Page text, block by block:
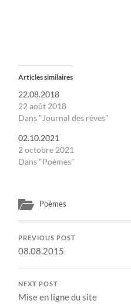
Articles similaires
22.08.2018
22 août 2018
Dans "Journal des rêves"
02.10.2021
2 octobre 2021
Dans "Poèmes"
Poèmes
PREVIOUS POST
08.08.2015
NEXT POST
Mise en ligne du site